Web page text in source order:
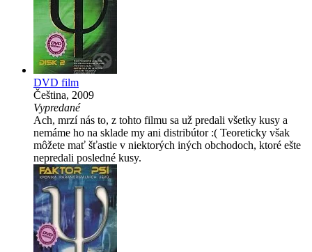
DVD film
Čeština, 2009
Vypredané
Ach, mrzí nás to, z tohto filmu sa už predali všetky kusy a
nemáme ho na sklade my ani distribútor :( Teoreticky však
môžete mať šťastie v niektorých iných obchodoch, ktoré ešte
nepredali posledné kusy.